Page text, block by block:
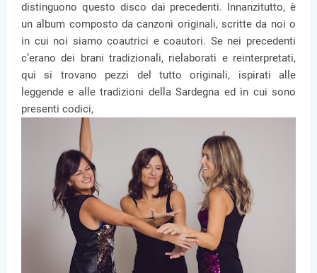
distinguono questo disco dai precedenti. Innanzitutto, è
un album composto da canzoni originali, scritte da noi o
in cui noi siamo coautrici e coautori. Se nei precedenti
c’erano dei brani tradizionali, rielaborati e reinterpretati,
qui si trovano pezzi del tutto originali, ispirati alle
leggende e alle tradizioni della Sardegna ed in cui sono
presenti codici,